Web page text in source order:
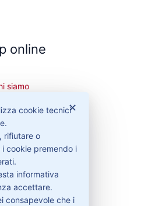
online
siamo
Policy
di vendita
e recesso
di aiuto?
✕
cookie tecnici
rifiutare o
cookie premendo i
informativa
accettare.
consapevole che i